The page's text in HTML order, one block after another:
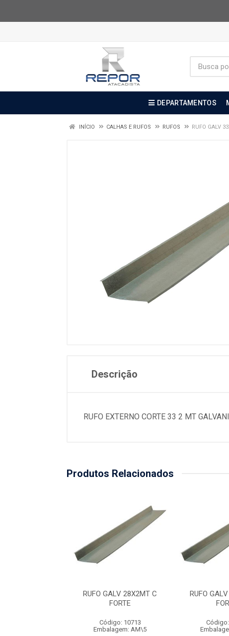
DEPARTAMENTOS
INÍCIO CALHAS E RUFOS RUFOS RUFO GALV
Descrição
RUFO EXTERNO CORTE 33 2 MT
Produtos Relacionados
RUFO GALV 28X2MT C
FORTE
Código: 10713
Embalagem: AM\5
RUFO